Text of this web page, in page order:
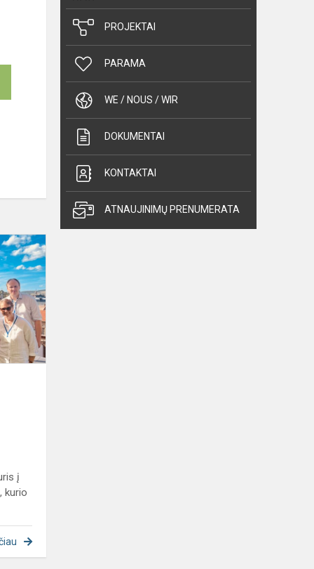
Mokykla
dalyvauja
tarptautiniame
Erasmus+
projekte
į
kurio
PROJEKTAI
PARAMA
WE / NOUS / WIR
DOKUMENTAI
KONTAKTAI
ATNAUJINIMŲ PRENUMERATA